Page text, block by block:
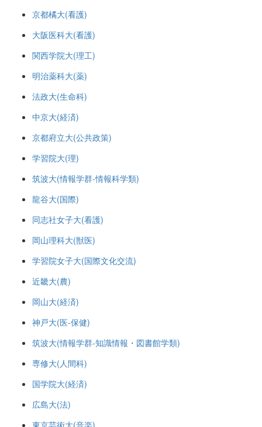
京都橘大(看護)
大阪医科大(看護)
関西学院大(理工)
明治薬科大(薬)
法政大(生命科)
中京大(経済)
京都府立大(公共政策)
学習院大(理)
筑波大(情報学群-情報科学類)
龍谷大(国際)
同志社女子大(看護)
岡山理科大(獣医)
学習院女子大(国際文化交流)
近畿大(農)
岡山大(経済)
神戸大(医-保健)
筑波大(情報学群-知識情報・図書館学類)
専修大(人間科)
国学院大(経済)
広島大(法)
東京芸術大(音楽)